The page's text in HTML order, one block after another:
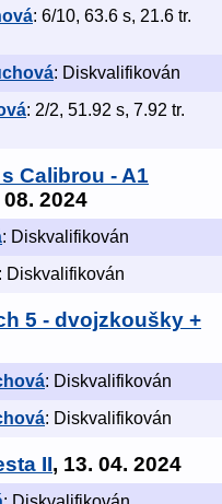
: 6/10, 63.6 s, 21.6 tr.
: Diskvalifikován
: 2/2, 51.92 s, 7.92 tr.
Calibrou - A1
08. 2024
: Diskvalifikován
: Diskvalifikován
5 - dvojzkoušky +
: Diskvalifikován
: Diskvalifikován
II, 13. 04. 2024